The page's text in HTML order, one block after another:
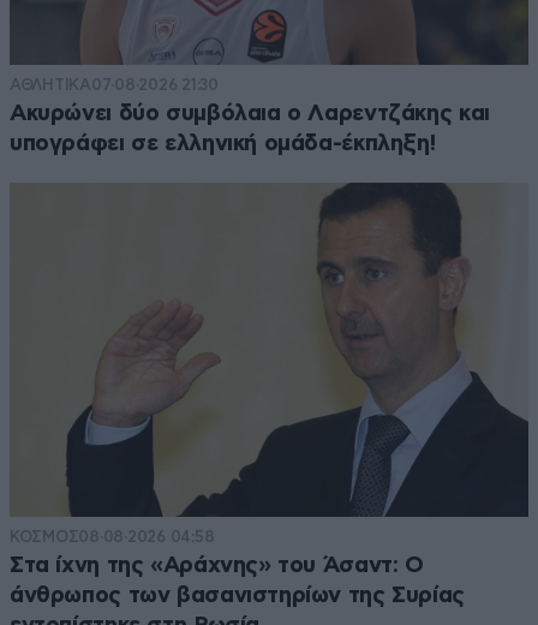
ΑΘΛΗΤΙΚΑ07·08·2026 21:30
Ακυρώνει δύο συμβόλαια ο Λαρεντζάκης και
υπογράφει σε ελληνική ομάδα-έκπληξη!
ΚΟΣΜΟΣ08·08·2026 04:58
Στα ίχνη της «Αράχνης» του Άσαντ: Ο
άνθρωπος των βασανιστηρίων της Συρίας